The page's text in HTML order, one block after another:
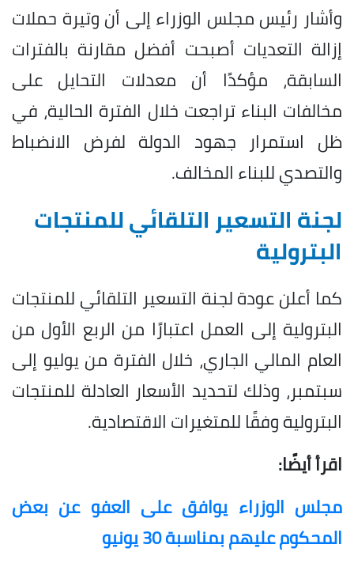
وأشار رئيس مجلس الوزراء إلى أن وتيرة حملات
إزالة التعديات أصبحت أفضل مقارنة بالفترات
السابقة، مؤكدًا أن معدلات التحايل على
مخالفات البناء تراجعت خلال الفترة الحالية، في
ظل استمرار جهود الدولة لفرض الانضباط
والتصدي للبناء المخالف.
لجنة التسعير التلقائي للمنتجات
البترولية
كما أعلن عودة لجنة التسعير التلقائي للمنتجات
البترولية إلى العمل اعتبارًا من الربع الأول من
العام المالي الجاري، خلال الفترة من يوليو إلى
سبتمبر، وذلك لتحديد الأسعار العادلة للمنتجات
البترولية وفقًا للمتغيرات الاقتصادية.
اقرأ أيضًا:
مجلس الوزراء يوافق على العفو عن بعض
المحكوم عليهم بمناسبة 30 يونيو